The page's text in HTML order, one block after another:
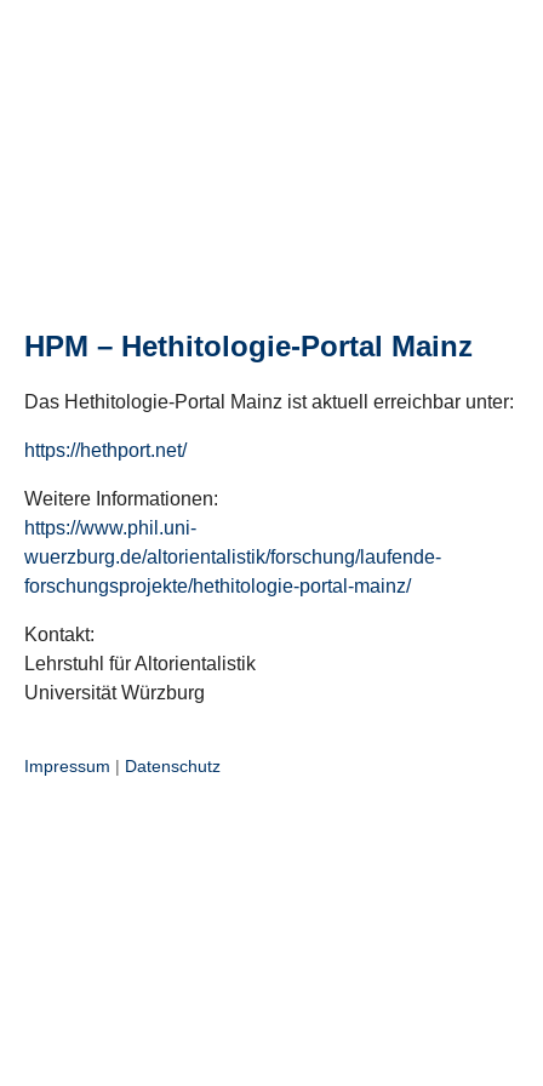
HPM – Hethitologie-Portal Mainz
Das Hethitologie-Portal Mainz ist aktuell erreichbar unter:
https://hethport.net/
Weitere Informationen:
https://www.phil.uni-
wuerzburg.de/altorientalistik/forschung/laufende-
forschungsprojekte/hethitologie-portal-mainz/
Kontakt:
Lehrstuhl für Altorientalistik
Universität Würzburg
Impressum | Datenschutz